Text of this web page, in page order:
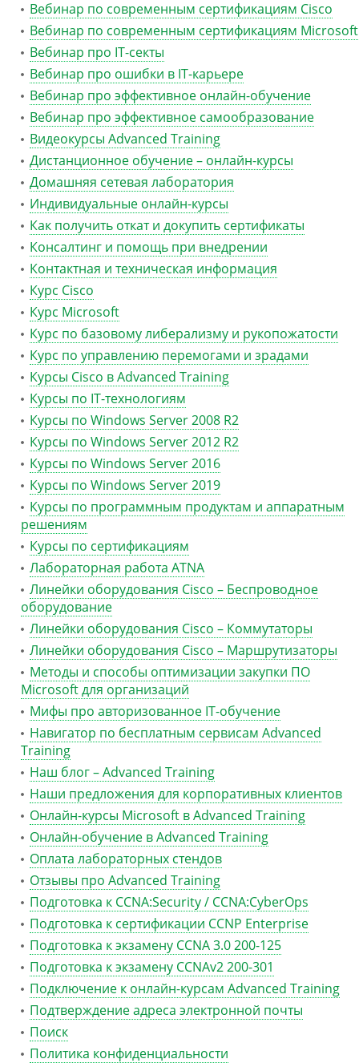
Вебинар по современным сертификациям Cisco
Вебинар по современным сертификациям Microsoft
Вебинар про IT-секты
Вебинар про ошибки в IT-карьере
Вебинар про эффективное онлайн-обучение
Вебинар про эффективное самообразование
Видеокурсы Advanced Training
Дистанционное обучение – онлайн-курсы
Домашняя сетевая лаборатория
Индивидуальные онлайн-курсы
Как получить откат и докупить сертификаты
Консалтинг и помощь при внедрении
Контактная и техническая информация
Курс Cisco
Курс Microsoft
Курс по базовому либерализму и рукопожатости
Курс по управлению перемогами и зрадами
Курсы Cisco в Advanced Training
Курсы по IT-технологиям
Курсы по Windows Server 2008 R2
Курсы по Windows Server 2012 R2
Курсы по Windows Server 2016
Курсы по Windows Server 2019
Курсы по программным продуктам и аппаратным
решениям
Курсы по сертификациям
Лабораторная работа ATNA
Линейки оборудования Cisco – Беспроводное
оборудование
Линейки оборудования Cisco – Коммутаторы
Линейки оборудования Cisco – Маршрутизаторы
Методы и способы оптимизации закупки ПО
Microsoft для организаций
Мифы про авторизованное IT-обучение
Навигатор по бесплатным сервисам Advanced
Training
Наш блог – Advanced Training
Наши предложения для корпоративных клиентов
Онлайн-курсы Microsoft в Advanced Training
Онлайн-обучение в Advanced Training
Оплата лабораторных стендов
Отзывы про Advanced Training
Подготовка к CCNA:Security / CCNA:CyberOps
Подготовка к сертификации CCNP Enterprise
Подготовка к экзамену CCNA 3.0 200-125
Подготовка к экзамену CCNAv2 200-301
Подключение к онлайн-курсам Advanced Training
Подтверждение адреса электронной почты
Поиск
Политика конфиденциальности